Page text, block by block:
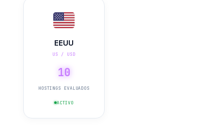
EEUU
US / USD
10
HOSTINGS EVALUADOS
ACTIVO